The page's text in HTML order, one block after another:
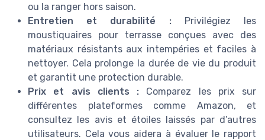
ou la ranger hors saison.
Entretien et durabilité :Privilégiez les
moustiquaires pour terrasse conçues avec des
matériaux résistants aux intempéries et faciles à
nettoyer. Cela prolonge la durée de vie du produit
et garantit une protection durable.
Prix et avis clients : Comparez les prix sur
différentes plateformes comme Amazon, et
consultez les avis et étoiles laissés par d’autres
utilisateurs. Cela vous aidera à évaluer le rapport